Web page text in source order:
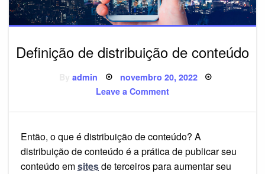
Definição de distribuição de conteúdo
Byadmin Posted
on
novembro 20, 2022
Leave a Commenton
Definição
conteúdo
Então, o que é distribuição de conteúdo? A
distribuição de conteúdo é a prática de publicar seu
conteúdo emsitesde terceiros para aumentar seu